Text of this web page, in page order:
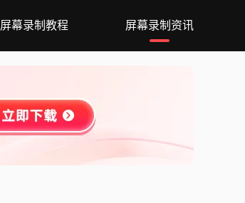
屏幕录制教程 屏幕录制资讯